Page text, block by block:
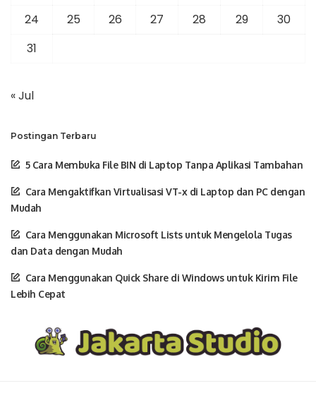
24
25 26 27 28 29
30
31
« Jul
Postingan Terbaru
5 Cara Membuka File BIN di Laptop Tanpa Aplikasi Tambahan
Cara Mengaktifkan Virtualisasi VT-x di Laptop dan PC dengan
Mudah
Cara Menggunakan Microsoft Lists untuk Mengelola Tugas
dan Data dengan Mudah
Cara Menggunakan Quick Share di Windows untuk Kirim File
Lebih Cepat